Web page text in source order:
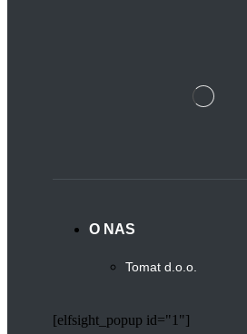
O NAS
Tomat d.o.o.
[elfsight_popup id="1"]